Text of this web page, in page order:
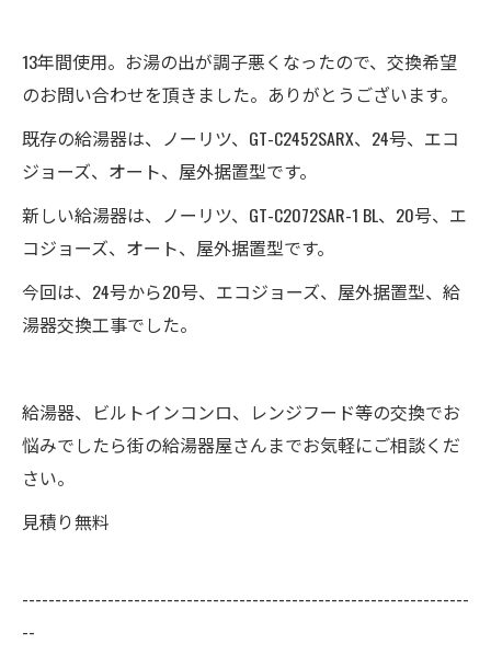
13年間使用。お湯の出が調子悪くなったので、交換希望
のお問い合わせを頂きました。ありがとうございます。
既存の給湯器は、ノーリツ、GT-C2452SARX、24号、エコ
ジョーズ、オート、屋外据置型です。
新しい給湯器は、ノーリツ、GT-C2072SAR-1 BL、20号、エ
コジョーズ、オート、屋外据置型です。
今回は、24号から20号、エコジョーズ、屋外据置型、給
湯器交換工事でした。
給湯器、ビルトインコンロ、レンジフード等の交換でお
悩みでしたら街の給湯器屋さんまでお気軽にご相談くだ
さい。
見積り無料
--------------------------------------------------------------------
--